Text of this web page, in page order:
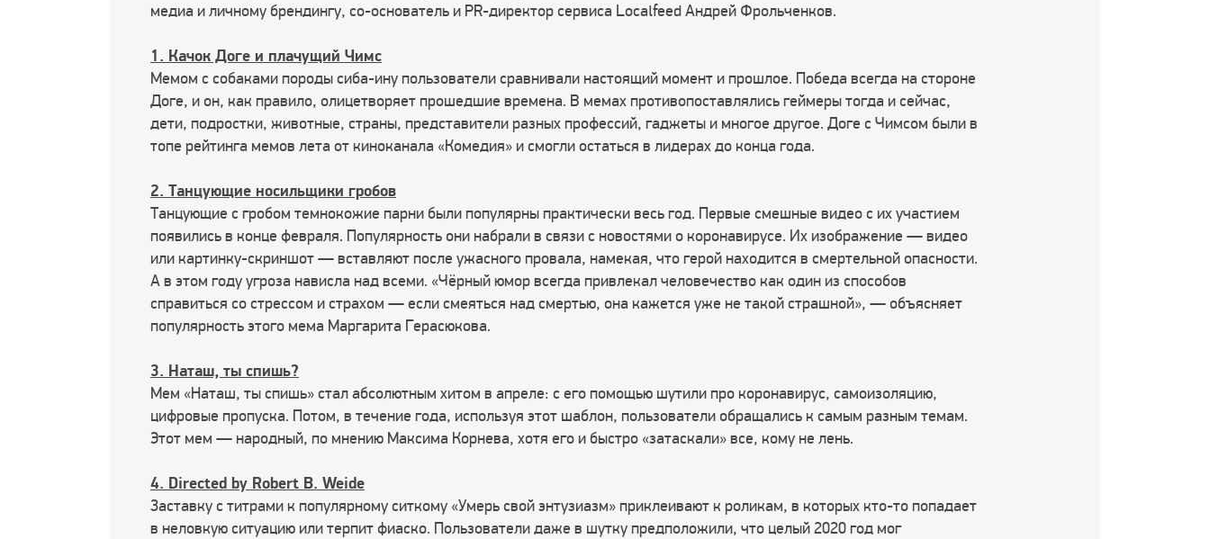
медиа и личному брендингу, со-основатель и PR-директор сервиса Localfeed Андрей Фрольченков.
1. Качок Доге и плачущий Чимс
Мемом с собаками породы сиба-ину пользователи сравнивали настоящий момент и прошлое. Победа всегда на стороне
Доге, и он, как правило, олицетворяет прошедшие времена. В мемах противопоставлялись геймеры тогда и сейчас,
дети, подростки, животные, страны, представители разных профессий, гаджеты и многое другое. Доге с Чимсом были в
топе рейтинга мемов лета от киноканала «Комедия» и смогли остаться в лидерах до конца года.
2. Танцующие носильщики гробов
Танцующие с гробом темнокожие парни были популярны практически весь год. Первые смешные видео с их участием
появились в конце февраля. Популярность они набрали в связи с новостями о коронавирусе. Их изображение — видео
или картинку-скриншот — вставляют после ужасного провала, намекая, что герой находится в смертельной опасности.
А в этом году угроза нависла над всеми. «Чёрный юмор всегда привлекал человечество как один из способов
справиться со стрессом и страхом — если смеяться над смертью, она кажется уже не такой страшной», — объясняет
популярность этого мема Маргарита Герасюкова.
3. Наташ, ты спишь?
Мем «Наташ, ты спишь» стал абсолютным хитом в апреле: с его помощью шутили про коронавирус, самоизоляцию,
цифровые пропуска. Потом, в течение года, используя этот шаблон, пользователи обращались к самым разным темам.
Этот мем — народный, по мнению Максима Корнева, хотя его и быстро «затаскали» все, кому не лень.
4. Directed by Robert B. Weide
Заставку с титрами к популярному ситкому «Умерь свой энтузиазм» приклеивают к роликам, в которых кто-то попадает
в неловкую ситуацию или терпит фиаско. Пользователи даже в шутку предположили, что целый 2020 год мог